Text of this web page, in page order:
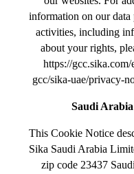
information on our data
activities, including
about your rights,
https://gcc.sika.com/
gcc/sika-uae/privacy-
Saudi
This Cookie Notice
Sika Saudi Arabia
zip code 23437